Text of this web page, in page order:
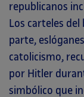
republicanos
Los carteles
parte,
catolicismo,
por Hitler
simbólico que